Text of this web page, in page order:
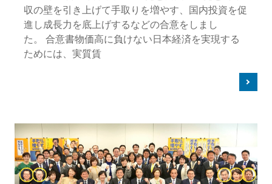
収の壁を引き上げて手取りを増やす、国内投資を促
進し成長力を底上げするなどの合意をしまし
た。 合意書物価高に負けない日本経済を実現する
ためには、実質賃